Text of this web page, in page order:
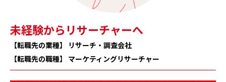
未経験からリサーチャーへ
【転職先の業種】 リサーチ・調査会社
【転職先の職種】 マーケティングリサーチャー